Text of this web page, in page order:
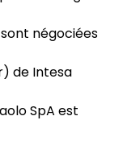
négociées
de Intesa
SpA est